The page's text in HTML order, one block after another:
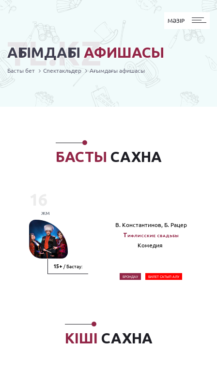
MӘЗІР
МӘЗІР
АҒЫМДАҒЫ АФИШАСЫ
TL.KZ
Басты бет Спектакльдер Ағымдағы афишасы
БАСТЫ САХНА
жм
15+ / Бастау:
В. Константинов, Б. Рацер
Тифлисские свадьбы
Комедия
БРОНДАУ БИЛЕТ САТЫП АЛУ
КІШІ САХНА